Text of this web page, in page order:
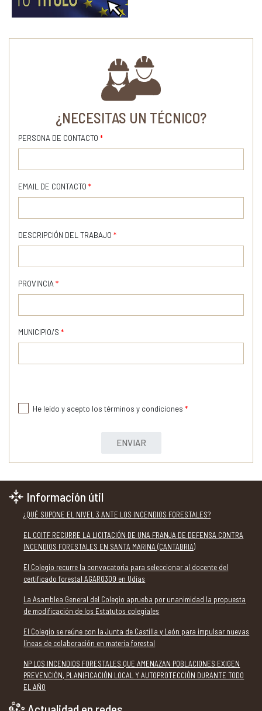
¿NECESITAS UN TÉCNICO?
PERSONA DE CONTACTO *
EMAIL DE CONTACTO *
DESCRIPCIÓN DEL TRABAJO *
PROVINCIA *
MUNICIPIO/S *
He leído y acepto los términos y condiciones *
ENVIAR
Información útil
¿QUÉ SUPONE EL NIVEL 3 ANTE LOS INCENDIOS FORESTALES?
EL COITF RECURRE LA LICITACIÓN DE UNA FRANJA DE DEFENSA CONTRA
INCENDIOS FORESTALES EN SANTA MARINA (CANTABRIA)
El Colegio recurre la convocatoria para seleccionar al docente del
certificado forestal AGAR0309 en Udías
La Asamblea General del Colegio aprueba por unanimidad la propuesta
de modificación de los Estatutos colegiales
El Colegio se reúne con la Junta de Castilla y León para impulsar nuevas
líneas de colaboración en materia forestal
NP LOS INCENDIOS FORESTALES QUE AMENAZAN POBLACIONES EXIGEN
PREVENCIÓN, PLANIFICACIÓN LOCAL Y AUTOPROTECCIÓN DURANTE TODO
EL AÑO